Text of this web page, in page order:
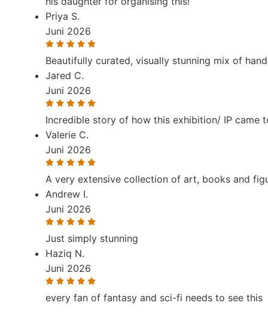
Priya S.
Juni 2026
Beautifully curated, visually stunning mix of
Jared C.
Juni 2026
Incredible story of how this exhibition/ IP came
Valerie C.
Juni 2026
A very extensive collection of art, books and
Andrew I.
Juni 2026
Just simply stunning
Haziq N.
Juni 2026
every fan of fantasy and sci-fi needs to see this